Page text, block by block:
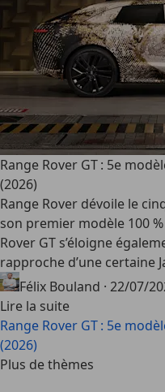
Range Rover GT : 5e
(2026)
Range Rover dévoile le
son premier modèle 100
Rover GT s’éloigne
rapproche d’une certaine
Félix Bouland · 22/07/
Lire la suite
Range Rover GT : 5e
(2026)
Plus de thèmes